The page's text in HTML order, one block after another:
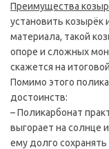
Преимущества
установить козырёк
материала, такой
опоре и сложных
скажется на
Помимо этого
достоинств:
– Поликарбонат
выгорает на солнце
ему долго